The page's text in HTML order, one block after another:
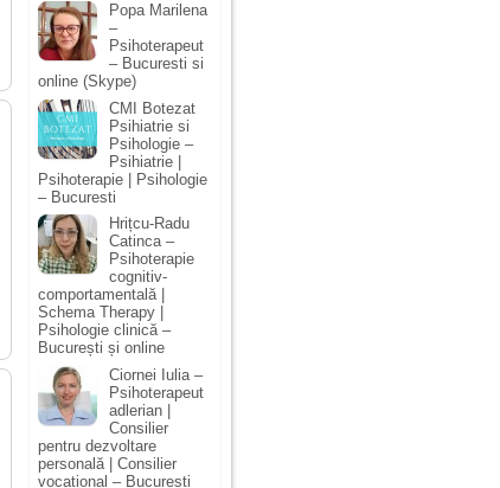
Popa Marilena
–
Psihoterapeut
– Bucuresti si
online (Skype)
CMI Botezat
Psihiatrie si
Psihologie –
Psihiatrie |
Psihoterapie | Psihologie
– Bucuresti
Hrițcu-Radu
Catinca –
Psihoterapie
cognitiv-
comportamentală |
Schema Therapy |
Psihologie clinică –
București și online
Ciornei Iulia –
Psihoterapeut
adlerian |
Consilier
pentru dezvoltare
personală | Consilier
vocațional – București